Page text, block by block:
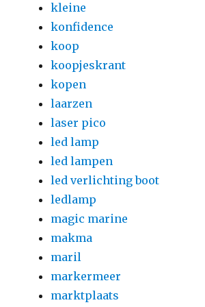
kleine
konfidence
koop
koopjeskrant
kopen
laarzen
laser pico
led lamp
led lampen
led verlichting boot
ledlamp
magic marine
makma
maril
markermeer
marktplaats